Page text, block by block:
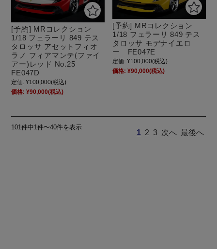
[予約] MRコレクション
1/18 フェラーリ 849 テス
タロッサ アセットフィオ
ラノ フィアマンテ(ファイ
アー)レッド No.25
FE047D
定価: ¥100,000(税込)
価格: ¥90,000(税込)
[予約] MRコレクション
1/18 フェラーリ 849 テス
タロッサ モデナイエロ
ー FE047E
定価: ¥100,000(税込)
価格: ¥90,000(税込)
101件中1件〜40件を表示
1 2 3 次へ 最後へ